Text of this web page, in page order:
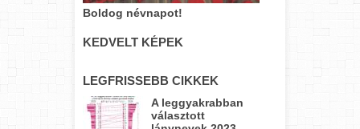
Boldog névnapot!
KEDVELT KÉPEK
LEGFRISSEBB CIKKEK
A leggyakrabban
választott